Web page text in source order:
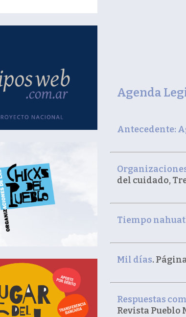
Agenda
Antecedente:
del cuidado,
Tiempo
Mil días.
Respuestas
Revista Pueblo